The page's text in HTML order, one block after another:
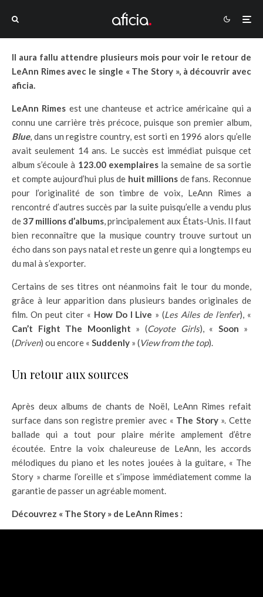
Il aura fallu attendre plusieurs mois pour voir le retour de
LeAnn Rimes avec le single « The Story », à découvrir avec
aficia.
LeAnn Rimes est une chanteuse et actrice américaine qui a
connu une carrière très précoce, puisque son premier album,
Blue, dans un registre country, est sorti en 1996 alors qu’elle
avait seulement 14 ans. Le succès est immédiat puisque cet
album s’écoule à 123.00 exemplairesla semaine de sa sortie
et compte aujourd’hui plus de huit millions de fans. Reconnue
pour l’originalité de son timbre de voix, LeAnn Rimes a
rencontré d’autres succès par la suite puisqu’elle a vendu plus
de37 millions d’albums, principalement aux États-Unis. Il faut
bien reconnaître que la musique country trouve surtout un
écho dans son pays natal et reste un genre qui a longtemps eu
du mal à s’exporter.
Certains de ses titres ont néanmoins fait le tour du monde,
grâce à leur apparition dans plusieurs bandes originales de
film. On peut citer « How Do I Live » (Les Ailes de l’enfer), «
Can’t Fight The Moonlight » (Coyote Girls), « Soon »
(Driven) ou encore « Suddenly » (View from the top).
Un retour aux sources
Après deux albums de chants de Noël, LeAnn Rimes refait
surface dans son registre premier avec « The Story». Cette
ballade qui a tout pour plaire mérite amplement d’être
écoutée. Entre la voix chaleureuse de LeAnn, les accords
mélodiques du piano et les notes jouées à la guitare, « The
Story » charme l’oreille et s’impose immédiatement comme la
garantie de passer un agréable moment.
Découvrez « The Story » de LeAnn Rimes :